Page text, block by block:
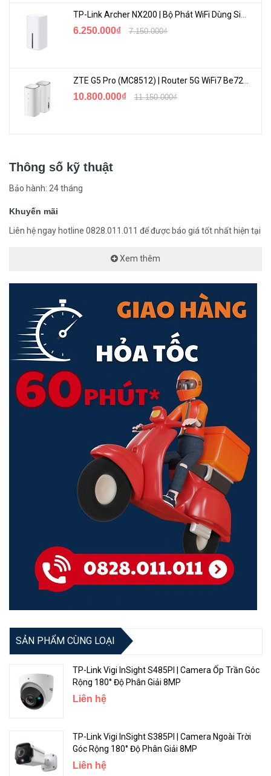
6.250.000₫ 7.150.000₫
10.800.000₫ 11.150.000₫
Thông số kỹ thuật
Bảo hành: 24 tháng
Khuyến mãi
Liên hệ ngay hotline 0828.011.011 để được báo giá tốt nhất hiện tại
Xem thêm
SẢN PHẨM CÙNG LOẠI
TP-Link Vigi InSight S485PI | Camera Ốp Trần Góc
Rộng 180° Độ Phân Giải 8MP
Liên hệ
TP-Link Vigi InSight S385PI | Camera Ngoài Trời
Góc Rộng 180° Độ Phân Giải 8MP
Liên hệ